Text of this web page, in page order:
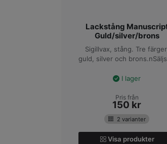
Lackstång
Guld/silver/brons
Sigillvax, stång. Tre
guld, silver och
I lager
Pris från
150 kr
2 varianter
Visa produkter